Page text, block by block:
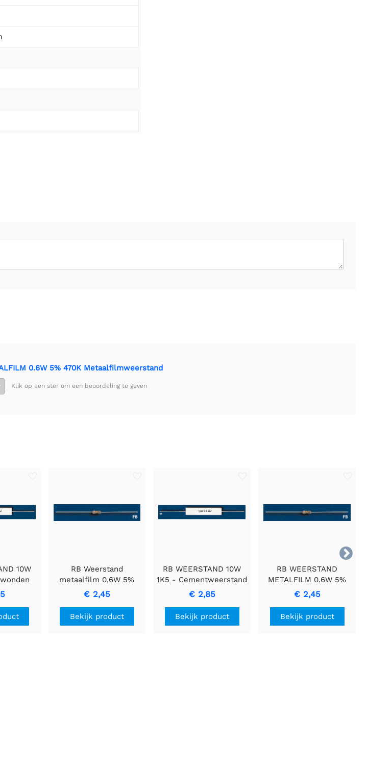
0.6W 5% 470K Metaalfilmweerstand
Klik op een ster om een beoordeling te geven

10W
met
RB Weerstand
metaalfilm 0,6W 5%
2E7
€ 2,45
Bekijk product
RB WEERSTAND 10W
1K5 - Cementweerstand
met Keramische
Behuizing
€ 2,85
Bekijk product
RB WEERSTAND
METALFILM 0.6W 5%
2K2 Resistor
€ 2,45
Bekijk product